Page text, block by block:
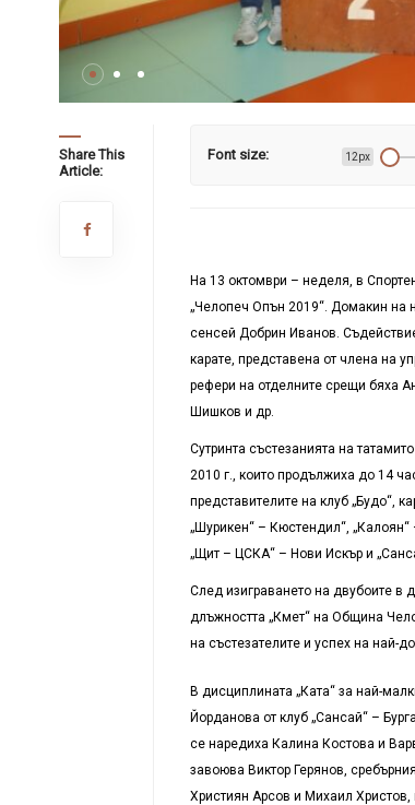
Share This
Article:
Font size: 12px
На 13 октомври – неделя, в
„Челопеч Опън 2019“. Домакин на
сенсей Добрин Иванов.
карате, представена от члена на
рефери на отделните срещи бяха
Шишков и др.
Сутринта състезанията на
2010 г., които продължиха до 14
представителите на клуб „Будо“,
„Шурикен“ – Кюстендил“,
„Щит – ЦСКА“ – Нови Искър и
След изиграването на двубоите в
длъжността „Кмет“ на Община
на състезателите и успех на най-
В дисциплината „Ката“ за най-
Йорданова от клуб „Сансай“ –
се наредиха Калина Костова и
завоюва Виктор Герянов,
Християн Арсов и Михаил